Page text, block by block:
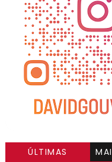
ÚLTIMAS